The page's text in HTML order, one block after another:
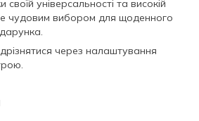
своїй універсальності та високій
чудовим вибором для щоденного
через налаштування